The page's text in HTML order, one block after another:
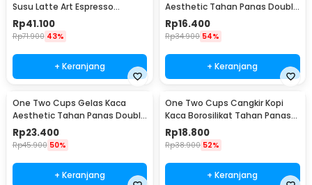
Susu Latte Art Espresso
Stainless Steel 350ml - 10084
Rp41.100
Rp71.900 43%
+ Keranjang
Aesthetic Tahan Panas Double
Wall Glass 250ml - PLY1704
Rp16.400
Rp34.900 54%
+ Keranjang
One Two Cups Gelas Kaca
Aesthetic Tahan Panas Double
Wall Glass 433ml - PLY1704
Rp23.400
Rp45.900 50%
+ Keranjang
One Two Cups Cangkir Kopi
Kaca Borosilikat Tahan Panas
Double Wall Cup 160ml
Rp18.800
Rp38.900 52%
+ Keranjang